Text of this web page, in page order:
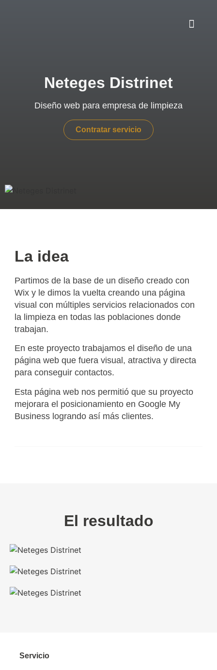
Neteges Distrinet
Diseño web para empresa de limpieza
Contratar servicio
La idea
Partimos de la base de un diseño creado con
Wix y le dimos la vuelta creando una página
visual con múltiples servicios relacionados con
la limpieza en todas las poblaciones donde
trabajan.
En este proyecto trabajamos el diseño de una
página web que fuera visual, atractiva y directa
para conseguir contactos.
Esta página web nos permitió que su proyecto
mejorara el posicionamiento en Google My
Business logrando así más clientes.
El resultado
Servicio